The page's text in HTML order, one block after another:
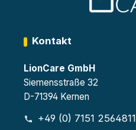
Kontakt
LionCare GmbH
Siemensstraße 32
D-71394 Kernen
+49 (0) 7151 2564811